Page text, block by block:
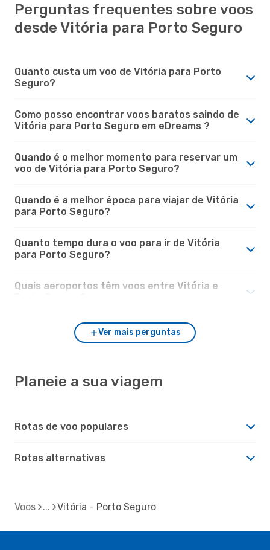
Perguntas frequentes sobre voos
desde Vitória para Porto Seguro
Quanto custa um voo de Vitória para Porto
Seguro?
Como posso encontrar voos baratos saindo de
Vitória para Porto Seguro em eDreams ?
Quando é o melhor momento para reservar um
voo de Vitória para Porto Seguro?
Quando é a melhor época para viajar de Vitória
para Porto Seguro?
Quanto tempo dura o voo para ir de Vitória
para Porto Seguro?
Quais aeroportos têm voos entre Vitória e
Ver mais perguntas
Planeie a sua viagem
Rotas de voo populares
Rotas alternativas
Voos Vitória - Porto Seguro